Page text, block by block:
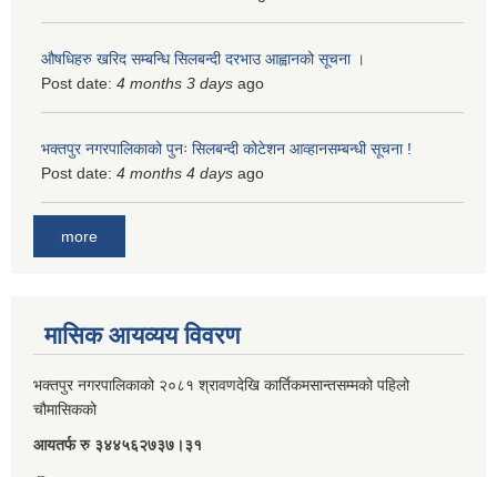
औषधिहरु खरिद सम्बन्धि सिलबन्दी दरभाउ आह्वानको सूचना ।
Post date: 4 months 3 days ago
भक्तपुर नगरपालिकाको पुनः सिलबन्दी कोटेशन आव्हानसम्बन्धी सूचना !
Post date: 4 months 4 days ago
more
मासिक आयव्यय विवरण
भक्तपुर नगरपालिकाको २०८१ श्रावणदेखि कार्तिकमसान्तसम्मको पहिलो
चौमासिकको
आयतर्फ रु‌ ३४४५६२७३७।३१